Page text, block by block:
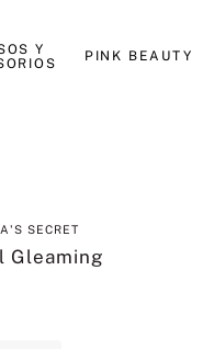
Y
PINK BEAUTY
SECRET
Gleaming